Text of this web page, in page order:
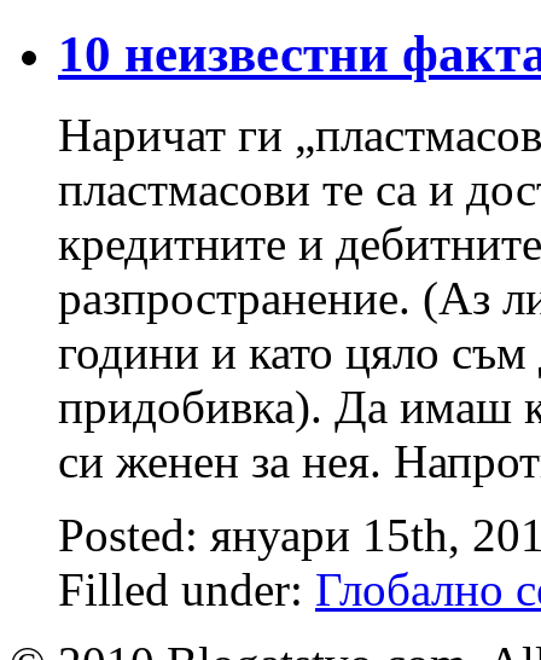
10 неизвестни
Наричат ги
пластмасови те са и
кредитните и
разпространение. (Аз
години и като цяло
придобивка). Да имаш
си женен за нея.
Posted: януари 15th,
Filled under: Глобално